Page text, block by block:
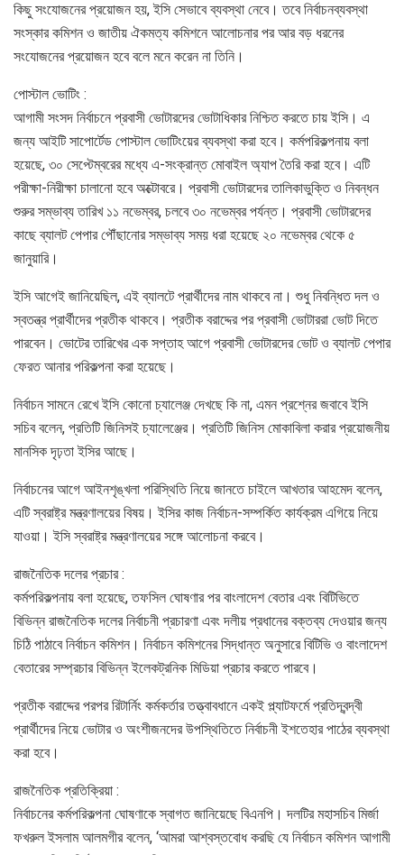
কিছু সংযোজনের প্রয়োজন হয়, ইসি সেভাবে ব্যবস্থা নেবে। তবে নির্বাচনব্যবস্থা
সংস্কার কমিশন ও জাতীয় ঐকমত্য কমিশনে আলোচনার পর আর বড় ধরনের
সংযোজনের প্রয়োজন হবে বলে মনে করেন না তিনি।
পোস্টাল ভোটিং :
আগামী সংসদ নির্বাচনে প্রবাসী ভোটারদের ভোটাধিকার নিশ্চিত করতে চায় ইসি। এ
জন্য আইটি সাপোর্টেড পোস্টাল ভোটিংয়ের ব্যবস্থা করা হবে। কর্মপরিকল্পনায় বলা
হয়েছে, ৩০ সেপ্টেম্বরের মধ্যে এ-সংক্রান্ত মোবাইল অ্যাপ তৈরি করা হবে। এটি
পরীক্ষা-নিরীক্ষা চালানো হবে অক্টোবরে। প্রবাসী ভোটারদের তালিকাভুক্তি ও নিবন্ধন
শুরুর সম্ভাব্য তারিখ ১১ নভেম্বর, চলবে ৩০ নভেম্বর পর্যন্ত। প্রবাসী ভোটারদের
কাছে ব্যালট পেপার পৌঁছানোর সম্ভাব্য সময় ধরা হয়েছে ২০ নভেম্বর থেকে ৫
জানুয়ারি।
ইসি আগেই জানিয়েছিল, এই ব্যালটে প্রার্থীদের নাম থাকবে না। শুধু নিবন্ধিত দল ও
স্বতন্ত্র প্রার্থীদের প্রতীক থাকবে। প্রতীক বরাদ্দের পর প্রবাসী ভোটাররা ভোট দিতে
পারবেন। ভোটের তারিখের এক সপ্তাহ আগে প্রবাসী ভোটারদের ভোট ও ব্যালট পেপার
ফেরত আনার পরিকল্পনা করা হয়েছে।
নির্বাচন সামনে রেখে ইসি কোনো চ্যালেঞ্জ দেখছে কি না, এমন প্রশ্নের জবাবে ইসি
সচিব বলেন, প্রতিটি জিনিসই চ্যালেঞ্জের। প্রতিটি জিনিস মোকাবিলা করার প্রয়োজনীয়
মানসিক দৃঢ়তা ইসির আছে।
নির্বাচনের আগে আইনশৃঙ্খলা পরিস্থিতি নিয়ে জানতে চাইলে আখতার আহমেদ বলেন,
এটি স্বরাষ্ট্র মন্ত্রণালয়ের বিষয়। ইসির কাজ নির্বাচন-সম্পর্কিত কার্যক্রম এগিয়ে নিয়ে
যাওয়া। ইসি স্বরাষ্ট্র মন্ত্রণালয়ের সঙ্গে আলোচনা করবে।
রাজনৈতিক দলের প্রচার :
কর্মপরিকল্পনায় বলা হয়েছে, তফসিল ঘোষণার পর বাংলাদেশ বেতার এবং বিটিভিতে
বিভিন্ন রাজনৈতিক দলের নির্বাচনী প্রচারণা এবং দলীয় প্রধানের বক্তব্য দেওয়ার জন্য
চিঠি পাঠাবে নির্বাচন কমিশন। নির্বাচন কমিশনের সিদ্ধান্ত অনুসারে বিটিভি ও বাংলাদেশ
বেতারের সম্প্রচার বিভিন্ন ইলেকট্রনিক মিডিয়া প্রচার করতে পারবে।
প্রতীক বরাদ্দের পরপর রিটার্নিং কর্মকর্তার তত্ত্বাবধানে একই প্ল্যাটফর্মে প্রতিদ্বন্দ্বী
প্রার্থীদের নিয়ে ভোটার ও অংশীজনদের উপস্থিতিতে নির্বাচনী ইশতেহার পাঠের ব্যবস্থা
করা হবে।
রাজনৈতিক প্রতিক্রিয়া :
নির্বাচনের কর্মপরিকল্পনা ঘোষণাকে স্বাগত জানিয়েছে বিএনপি। দলটির মহাসচিব মির্জা
ফখরুল ইসলাম আলমগীর বলেন, ‘আমরা আশ্বস্তবোধ করছি যে নির্বাচন কমিশন আগামী